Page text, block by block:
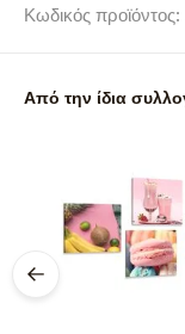
Κωδικός
Από την ίδια